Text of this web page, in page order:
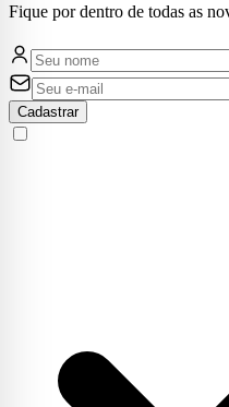
Fique por dentro de todas as
Cadastrar